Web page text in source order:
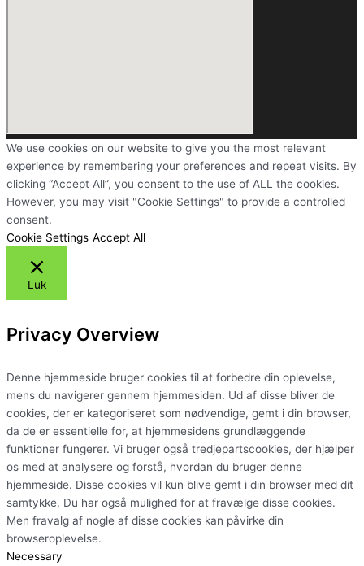
We use cookies on our website to give you the most relevant
experience by remembering your preferences and repeat visits. By
clicking “Accept All”, you consent to the use of ALL the cookies.
However, you may visit "Cookie Settings" to provide a controlled
consent.
Cookie Settings Accept All
Luk
Privacy Overview
Denne hjemmeside bruger cookies til at forbedre din oplevelse,
mens du navigerer gennem hjemmesiden. Ud af disse bliver de
cookies, der er kategoriseret som nødvendige, gemt i din browser,
da de er essentielle for, at hjemmesidens grundlæggende
funktioner fungerer. Vi bruger også tredjepartscookies, der hjælper
os med at analysere og forstå, hvordan du bruger denne
hjemmeside. Disse cookies vil kun blive gemt i din browser med dit
samtykke. Du har også mulighed for at fravælge disse cookies.
Men fravalg af nogle af disse cookies kan påvirke din
browseroplevelse.
Necessary